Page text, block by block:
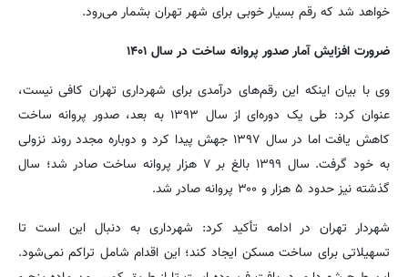
خواهد شد که رقم بسیار خوبی برای شهر تهران بشمار می‌رود.
ضرورت افزایش آمار صدور پروانه ساخت در سال ۱۴۰۱
وی با بیان اینکه این رقم‌های درآمدی برای شهرداری تهران کافی نیست،
عنوان کرد: طی یک دوره‌ای از سال ۱۳۹۳ به بعد، صدور پروانه ساخت
کاهش یافت اما در سال ۱۳۹۷ جهش پیدا کرد و دوباره مجدد روند نزولی
به خود گرفت. سال ۱۳۹۹ بالغ بر ۷ هزار پروانه ساخت صادر شد؛ سال
گذشته نیز حدود ۵ هزار و ۳۰۰ پروانه صادر شد.
شهردار تهران در ادامه تأکید کرد: شهرداری به دنبال این است تا
تسهیلاتی برای ساخت مسکن ایجاد کند؛ این اقدام شامل تراکم نمی‌شود.